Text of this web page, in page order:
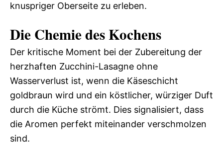
knuspriger Oberseite zu erleben.
Die Chemie des Kochens
Der kritische Moment bei der Zubereitung der
herzhaften Zucchini-Lasagne ohne
Wasserverlust ist, wenn die Käseschicht
goldbraun wird und ein köstlicher, würziger Duft
durch die Küche strömt. Dies signalisiert, dass
die Aromen perfekt miteinander verschmolzen
sind.